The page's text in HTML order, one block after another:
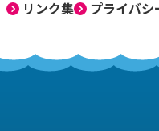
リンク集 プライバシ